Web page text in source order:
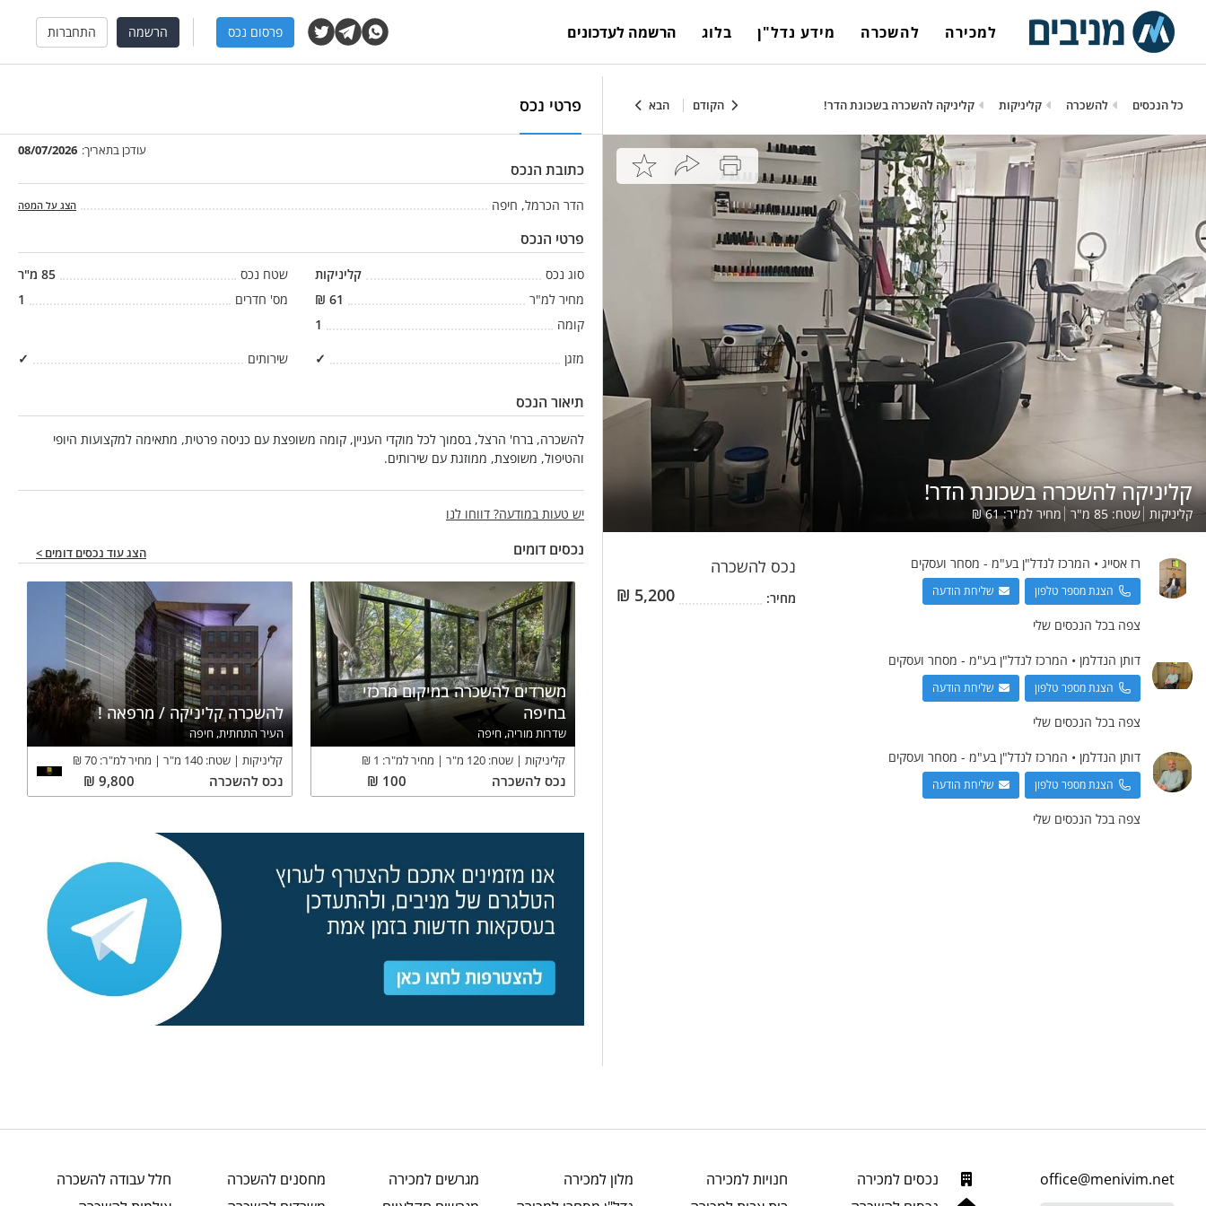
למכירה להשכרה מידע נדל"ן בלוג הרשמה לעדכונים פרסום נכס הרשמה התחברות
כל הנכסים להשכרה קליניקות קליניקה להשכרה בשכונת הדר! הקודם הבא
קליניקה להשכרה בשכונת הדר!
קליניקות שטח: 85 מ"ר מחיר למ"ר:61
₪
רז אסייג • המרכז לנדל"ן בע"מ - מסחר ועסקים
הצגת מספר טלפון שליחת הודעה
צפה בכל הנכסים שלי
דותן הנדלמן • המרכז לנדל"ן בע"מ - מסחר ועסקים
הצגת מספר טלפון שליחת הודעה
צפה בכל הנכסים שלי
דותן הנדלמן • המרכז לנדל"ן בע"מ - מסחר ועסקים
הצגת מספר טלפון שליחת הודעה
צפה בכל הנכסים שלי
נכס להשכרה
מחיר: 5,200
₪
פרטי נכס
עודכן בתאריך: 08/07/2026
כתובת הנכס
הדר הכרמל, חיפה הצג על המפה
פרטי הנכס
סוג נכס קליניקות שטח נכס 85 מ"ר
מחיר למ"ר
61
₪ מס' חדרים
1
קומה
1
מזגן
✓ שירותים ✓
תיאור הנכס
להשכרה, ברח' הרצל, בסמוך לכל מוקדי העניין, קומה משופצת עם כניסה פרטית, מתאימה למקצועות היופי
והטיפול, משופצת, ממוזגת עם שירותים.
יש טעות במודעה? דווחו לנו
נכסים דומים הצג עוד נכסים דומים >
משרדים להשכרה במיקום מרכזי
בחיפה
שדרות מוריה, חיפה
קליניקות
שטח: 120 מ"ר מחיר למ"ר: 1
₪
נכס להשכרה 100
₪
להשכרה קליניקה / מרפאה !
העיר התחתית, חיפה
קליניקות
שטח:140 מ"ר מחיר למ"ר:70
₪
נכסלהשכרה 9,800
₪
office@menivim.net
נכסים למכירה
חנויותלמכירה
מלון למכירה
מגרשים למכירה
מחסנים להשכרה
חלל עבודה להשכרה